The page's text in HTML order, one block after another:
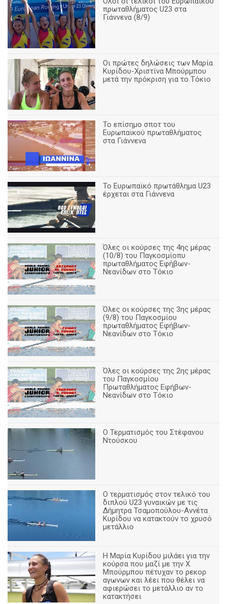
πρωταθλήματος U23 στα
Γιάννενα (8/9)
Οι πρώτες δηλώσεις των Μαρία
Κυρίδου-Χριστίνα Μπούρμπου
μετά την πρόκριση για το Τόκιο
Το επίσημο σποτ του
Ευρωπαϊκού πρωταθλήματος
στα Γιάννενα
To Ευρωπαϊκό πρωτάθλημα U23
έρχεται στα Γιάννενα
Όλες οι κούρσες της 4ης μέρας
(10/8) του Παγκοσμίοπυ
πρωταθλήματος Εφήβων-
Νεανίδων στο Τόκιο
Όλες οι κούρσες της 3ης μέρας
(9/8) του Παγκοσμίου
πρωταθλήματος Εφήβων-
Νεανίδων στο Τόκιο
Όλες οι κούρσες της 2ης μέρας
του Παγκοσμίου
Πρωταθλήματος Εφήβων-
Νεανίδων στο Τόκιο
Ο Τερματισμός του Στέφανου
Ντούσκου
Ο τερματισμός στον τελικό του
διπλού U23 γυναικών με τις
Δήμητρα Τσαμοπούλου-Αννέτα
Κυρίδου να κατακτούν το χρυσό
μετάλλιο
Η Μαρία Κυρίδου μιλάει για την
κούρσα που μαζί με την Χ.
Μπούρμπου πέτυχαν το ρεκορ
αγωνων και λέει που θέλει να
αφιερώσει το μετάλλιο αν το
κατακτήσει